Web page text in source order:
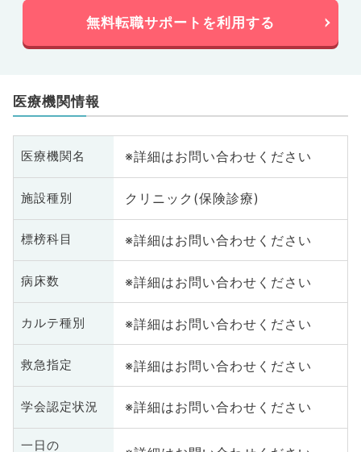
無料転職サポートを利用する
医療機関情報
医療機関名 ※詳細はお問い合わせください
施設種別 クリニック(保険診療)
標榜科目 ※詳細はお問い合わせください
病床数 ※詳細はお問い合わせください
カルテ種別 ※詳細はお問い合わせください
救急指定 ※詳細はお問い合わせください
学会認定状況 ※詳細はお問い合わせください
一日の